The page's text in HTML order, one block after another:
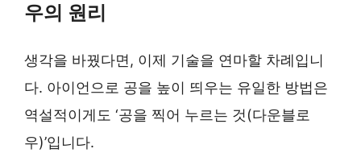
우의 원리
생각을 바꿨다면, 이제 기술을 연마할 차례입니
다. 아이언으로 공을 높이 띄우는 유일한 방법은
역설적이게도 ‘공을 찍어 누르는 것(다운블로
우)’입니다.